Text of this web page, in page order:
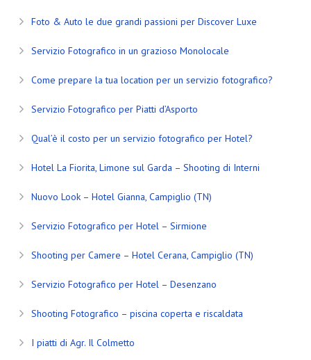
Foto & Auto le due grandi passioni per Discover Luxe
Servizio Fotografico in un grazioso Monolocale
Come prepare la tua location per un servizio fotografico?
Servizio Fotografico per Piatti d’Asporto
Qual’è il costo per un servizio fotografico per Hotel?
Hotel La Fiorita, Limone sul Garda – Shooting di Interni
Nuovo Look – Hotel Gianna, Campiglio (TN)
Servizio Fotografico per Hotel – Sirmione
Shooting per Camere – Hotel Cerana, Campiglio (TN)
Servizio Fotografico per Hotel – Desenzano
Shooting Fotografico – piscina coperta e riscaldata
I piatti di Agr. Il Colmetto